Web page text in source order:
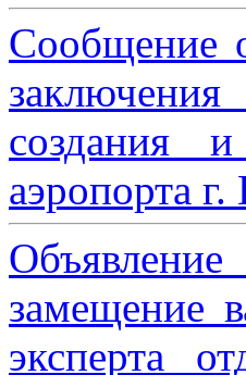
Сообщение
создания и
аэропорта г.
замещение
эксперта